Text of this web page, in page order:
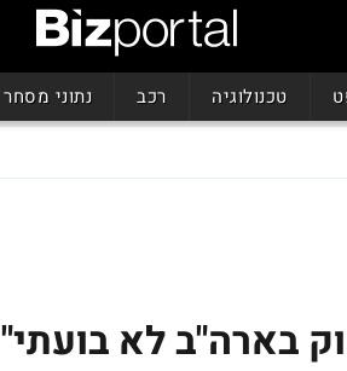
טכנולוגיה רכב נתוני מסחר
בארה"ב לא בועתי"